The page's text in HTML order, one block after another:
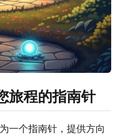
旅程的指南针
一个指南针，提供方向